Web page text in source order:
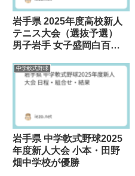
岩手県 2025年度高校新人
テニス大会（選抜予選）
男子岩手 女子盛岡白百合
中学軟式野球
岩手県 中学軟式野球2025
年度新人大会 小本・田野
畑中学校が優勝